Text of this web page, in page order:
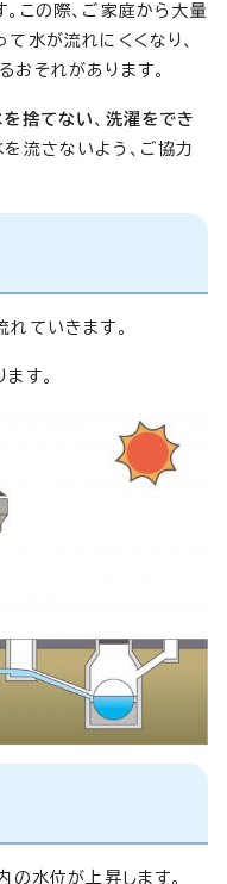
この際、ご家庭から大量
水が流れにくくなり、
それがあります。
捨てない 、 洗濯をでき
流さないよう、ご協力
ていきます。
す。
水位が上昇します。